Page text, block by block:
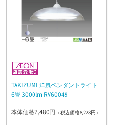
TAKIZUMI 洋風ペンダントライト
6畳 3000lm RV60049
本体価格7,480円 （税込価格8,228円）